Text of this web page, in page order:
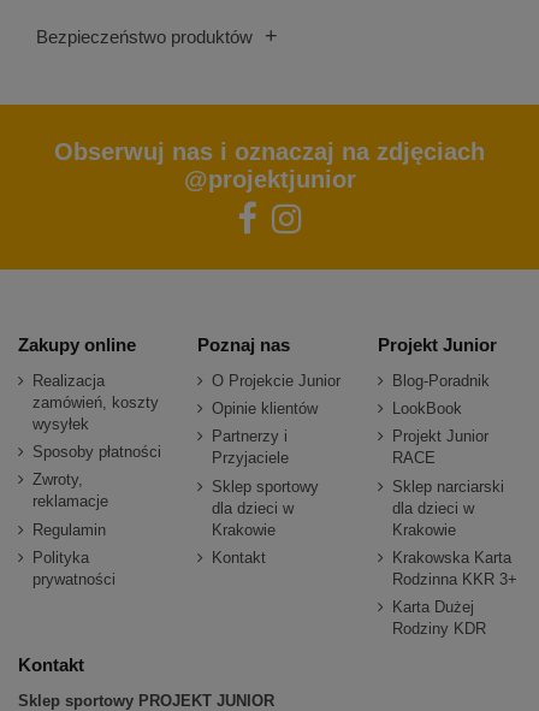
Bezpieczeństwo produktów +
Obserwuj nas i oznaczaj na zdjęciach
@projektjunior
Zakupy online
Realizacja
zamówień, koszty
wysyłek
Sposoby płatności
Zwroty,
reklamacje
Regulamin
Polityka
prywatności
Poznaj nas
O Projekcie Junior
Opinie klientów
Partnerzy i
Przyjaciele
Sklep sportowy
dla dzieci w
Krakowie
Kontakt
Projekt Junior
Blog-Poradnik
LookBook
Projekt Junior
RACE
Sklep narciarski
dla dzieci w
Krakowie
Krakowska Karta
Rodzinna KKR 3+
Karta Dużej
Rodziny KDR
Kontakt
Sklep sportowy PROJEKT JUNIOR